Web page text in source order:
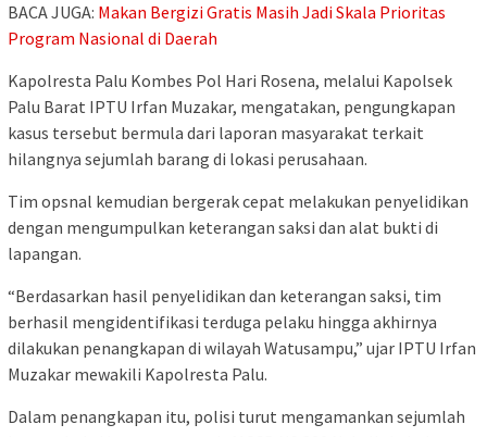
BACA JUGA: Makan Bergizi Gratis Masih Jadi Skala Prioritas
Program Nasional di Daerah
Kapolresta Palu Kombes Pol Hari Rosena, melalui Kapolsek
Palu Barat IPTU Irfan Muzakar, mengatakan, pengungkapan
kasus tersebut bermula dari laporan masyarakat terkait
hilangnya sejumlah barang di lokasi perusahaan.
Tim opsnal kemudian bergerak cepat melakukan penyelidikan
dengan mengumpulkan keterangan saksi dan alat bukti di
lapangan.
“Berdasarkan hasil penyelidikan dan keterangan saksi, tim
berhasil mengidentifikasi terduga pelaku hingga akhirnya
dilakukan penangkapan di wilayah Watusampu,” ujar IPTU Irfan
Muzakar mewakili Kapolresta Palu.
Dalam penangkapan itu, polisi turut mengamankan sejumlah